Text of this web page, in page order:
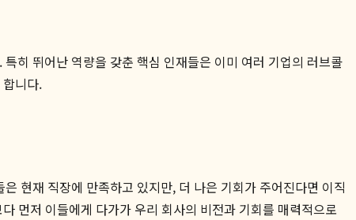
히 뛰어난 역량을 갖춘 핵심 인재들은 이미 여러 기업의 러브콜
니다.
현재 직장에 만족하고 있지만, 더 나은 기회가 주어진다면 이직
먼저 이들에게 다가가 우리 회사의 비전과 기회를 매력적으로